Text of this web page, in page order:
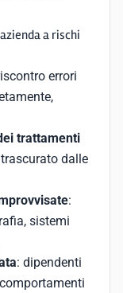
a rischi
errori
trattamenti
dalle
:
sistemi
: dipendenti